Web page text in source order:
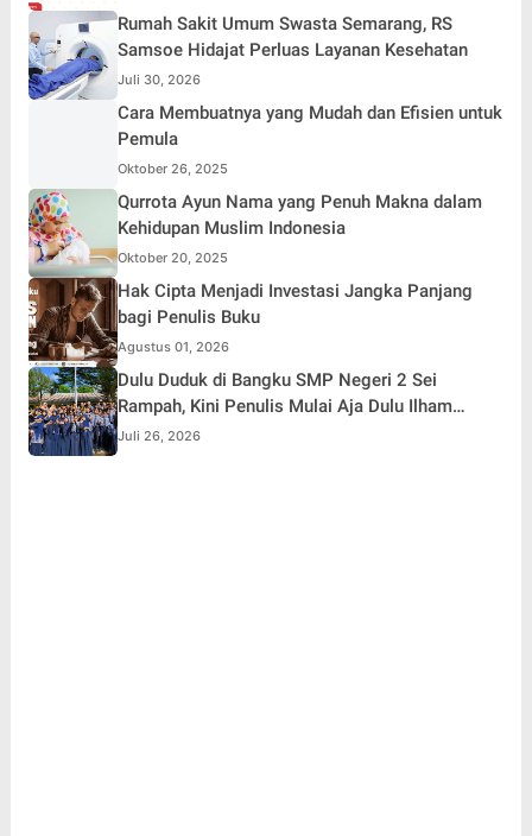
Rumah Sakit Umum Swasta Semarang, RS
Samsoe Hidajat Perluas Layanan Kesehatan
Juli 30, 2026
Cara Membuatnya yang Mudah dan Efisien untuk
Pemula
Oktober 26, 2025
Qurrota Ayun Nama yang Penuh Makna dalam
Kehidupan Muslim Indonesia
Oktober 20, 2025
Hak Cipta Menjadi Investasi Jangka Panjang
bagi Penulis Buku
Agustus 01, 2026
Dulu Duduk di Bangku SMP Negeri 2 Sei
Rampah, Kini Penulis Mulai Aja Dulu Ilham
Febryan Kembali sebagai Pemateri untuk
Menginspirasi Generasi Muda
Juli 26, 2026